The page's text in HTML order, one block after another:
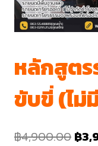
หลักสูตร
ขับขี่ (ไ
฿4,900.00 ฿